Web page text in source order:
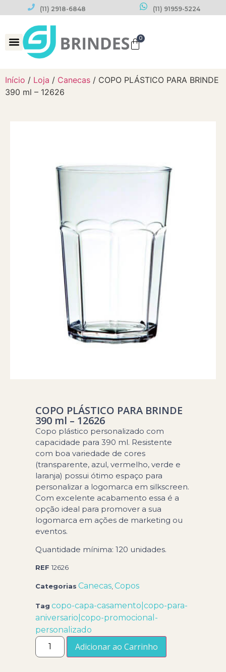
(11) 2918-6848 (11) 91959-5224
0
Início / Loja / Canecas / COPO PLÁSTICO PARA BRINDE
390 ml – 12626
COPO PLÁSTICO PARA BRINDE
390 ml – 12626
Copo plástico personalizado com
capacidade para 390 ml. Resistente
com boa variedade de cores
(transparente, azul, vermelho, verde e
laranja) possui ótimo espaço para
personalizar a logomarca em silkscreen.
Com excelente acabamento essa é a
opção ideal para promover a sua
logomarca em ações de marketing ou
eventos.
Quantidade mínima: 120 unidades.
REF12626
Categorias Canecas ,Copos
Tag copo-capa-casamento|copo-para-
aniversario|copo-promocional-
personalizado
Adicionar ao Carrinho